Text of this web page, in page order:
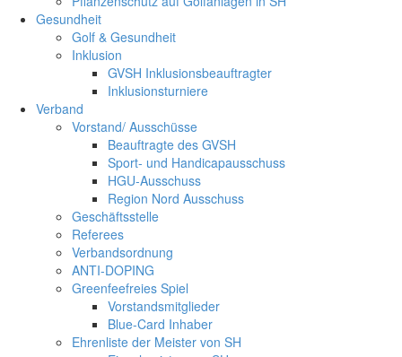
Gesundheit
Golf & Gesundheit
Inklusion
GVSH Inklusionsbeauftragter
Inklusionsturniere
Verband
Vorstand/ Ausschüsse
Beauftragte des GVSH
Sport- und Handicapausschuss
HGU-Ausschuss
Region Nord Ausschuss
Geschäftsstelle
Referees
Verbandsordnung
ANTI-DOPING
Greenfeefreies Spiel
Vorstandsmitglieder
Blue-Card Inhaber
Ehrenliste der Meister von SH